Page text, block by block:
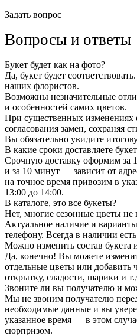
Задать вопрос
Вопросы и ответы
Букет будет как на фото?
Да, букет будет
наших флористов.
Возможны незначительные
и особенностей самих цветов.
При существенных изменениях
согласования замен, сохраняя
Вы обязательно увидите
В какие сроки доставляете
Срочную доставку оформим за
и за 10 минут — зависит от
на точное время привозим в
13:00 до 14:00.
В каталоге, это все букеты?
Нет, многие сезонные цветы не
Актуальное наличие и
телефону. Всегда в наличии
Можно изменить состав букета
Да, конечно! Вы можете
отдельные цветы или
открытку, сладости, шарики и
Звоните ли вы получателю и
Мы не звоним получателю
необходимые данные и вы
указанное время — в этом
сюрпризом.